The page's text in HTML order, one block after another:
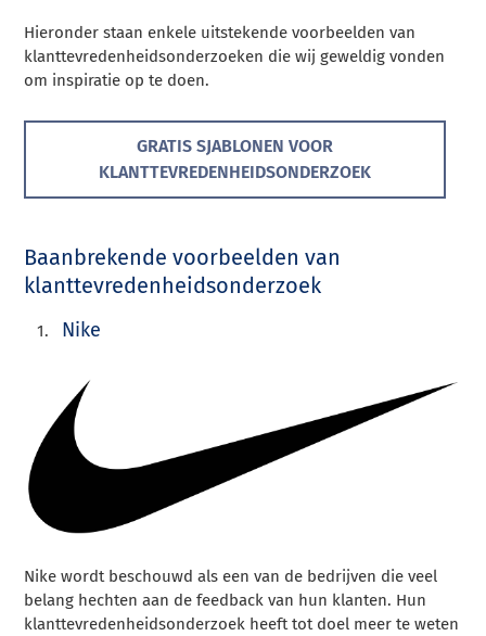
Hieronder staan enkele uitstekende voorbeelden van
klanttevredenheidsonderzoeken die wij geweldig vonden
om inspiratie op te doen.
GRATIS SJABLONEN VOOR
KLANTTEVREDENHEIDSONDERZOEK
Baanbrekende voorbeelden van
klanttevredenheidsonderzoek
Nike
Nike wordt beschouwd als een van de bedrijven die veel
belang hechten aan de feedback van hun klanten. Hun
klanttevredenheidsonderzoek heeft tot doel meer te weten